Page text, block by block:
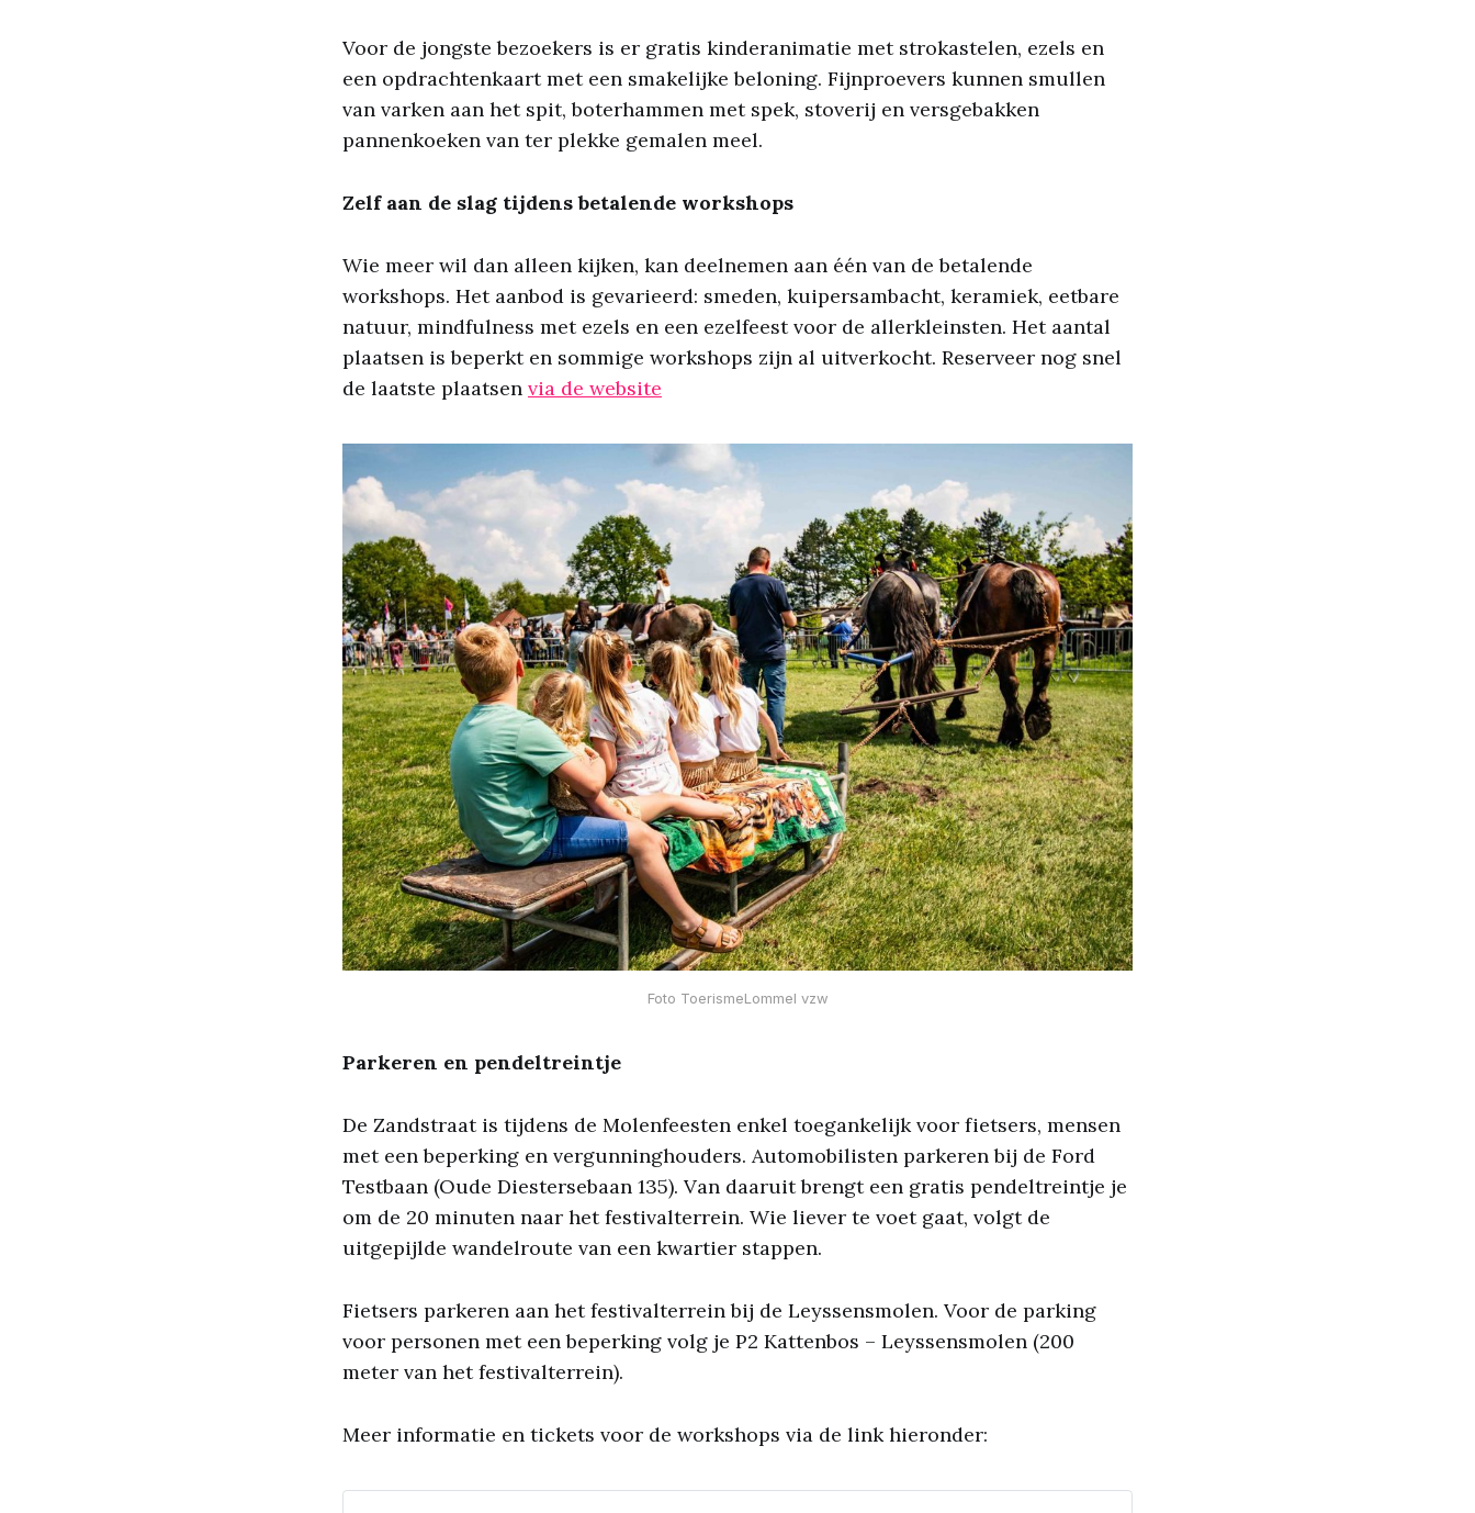
Voor de jongste bezoekers is er gratis kinderanimatie met strokastelen, ezels en
een opdrachtenkaart met een smakelijke beloning. Fijnproevers kunnen smullen
van varken aan het spit, boterhammen met spek, stoverij en versgebakken
pannenkoeken van ter plekke gemalen meel.
Zelf aan de slag tijdens betalende workshops
Wie meer wil dan alleen kijken, kan deelnemen aan één van de betalende
workshops. Het aanbod is gevarieerd: smeden, kuipersambacht, keramiek, eetbare
natuur, mindfulness met ezels en een ezelfeest voor de allerkleinsten. Het aantal
plaatsen is beperkt en sommige workshops zijn al uitverkocht. Reserveer nog snel
de laatste plaatsen via de website
Foto ToerismeLommel vzw
Parkeren en pendeltreintje
De Zandstraat is tijdens de Molenfeesten enkel toegankelijk voor fietsers, mensen
met een beperking en vergunninghouders. Automobilisten parkeren bij de Ford
Testbaan (Oude Diestersebaan 135). Van daaruit brengt een gratis pendeltreintje je
om de 20 minuten naar het festivalterrein. Wie liever te voet gaat, volgt de
uitgepijlde wandelroute van een kwartier stappen.
Fietsers parkeren aan het festivalterrein bij de Leyssensmolen. Voor de parking
voor personen met een beperking volg je P2 Kattenbos – Leyssensmolen (200
meter van het festivalterrein).
Meer informatie en tickets voor de workshops via de link hieronder: